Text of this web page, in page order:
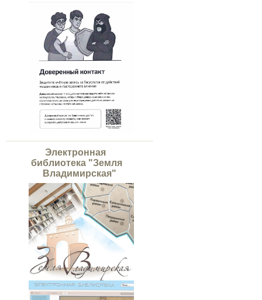
Электронная
библиотека "Земля
Владимирская"